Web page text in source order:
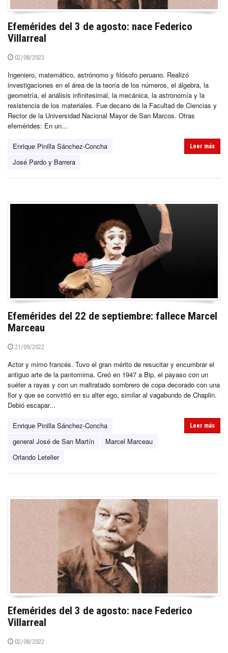
Efemérides del 3 de agosto: nace Federico
Villarreal
02/08/2023
Ingeniero, matemático, astrónomo y filósofo peruano. Realizó
investigaciones en el área de la teoría de los números, el álgebra, la
geometría, el análisis infinitesimal, la mecánica, la astronomía y la
resistencia de los materiales. Fue decano de la Facultad de Ciencias y
Rector de la Universidad Nacional Mayor de San Marcos. Otras
efemérides: En un...
Enrique Pinilla Sánchez-Concha
José Pardo y Barrera
Leer más
Efemérides del 22 de septiembre: fallece Marcel
Marceau
21/09/2022
Actor y mimo francés. Tuvo el gran mérito de resucitar y encumbrar el
antiguo arte de la pantomima. Creó en 1947 a Bip, el payaso con un
suéter a rayas y con un maltratado sombrero de copa decorado con una
flor y que se convirtió en su alter ego, similar al vagabundo de Chaplin.
Debió escapar...
Enrique Pinilla Sánchez-Concha
general José de San Martín
Marcel Marceau
Orlando Letelier
Leer más
Efemérides del 3 de agosto: nace Federico
Villarreal
02/08/2022